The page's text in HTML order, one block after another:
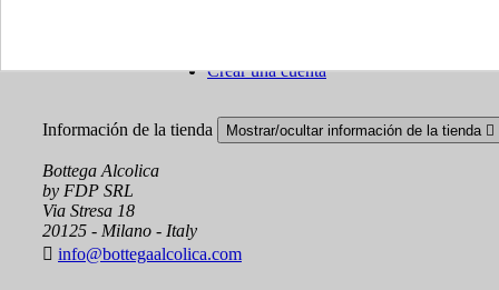
Crear una cuenta
Información de la tienda Mostrar/ocultar información de la tienda 
Bottega Alcolica
by FDP SRL
Via Stresa 18
20125 - Milano - Italy
 info@bottegaalcolica.com